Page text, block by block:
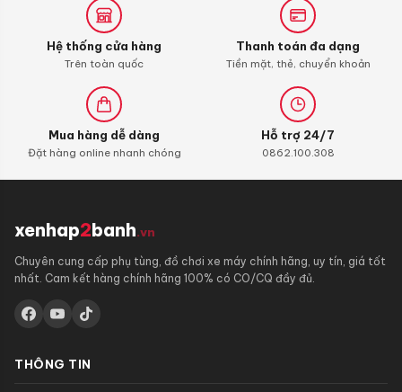
Hệ thống cửa hàng
Trên toàn quốc
Thanh toán đa dạng
Tiền mặt, thẻ, chuyển khoản
Mua hàng dễ dàng
Đặt hàng online nhanh chóng
Hỗ trợ 24/7
0862.100.308
xenhap2banh.vn
Chuyên cung cấp phụ tùng, đồ chơi xe máy chính hãng, uy tín, giá tốt
nhất. Cam kết hàng chính hãng 100% có CO/CQ đầy đủ.
THÔNG TIN